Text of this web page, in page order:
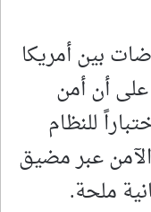
بين أمريكا
أن أمن
للنظام
عبر مضيق
ملحة.